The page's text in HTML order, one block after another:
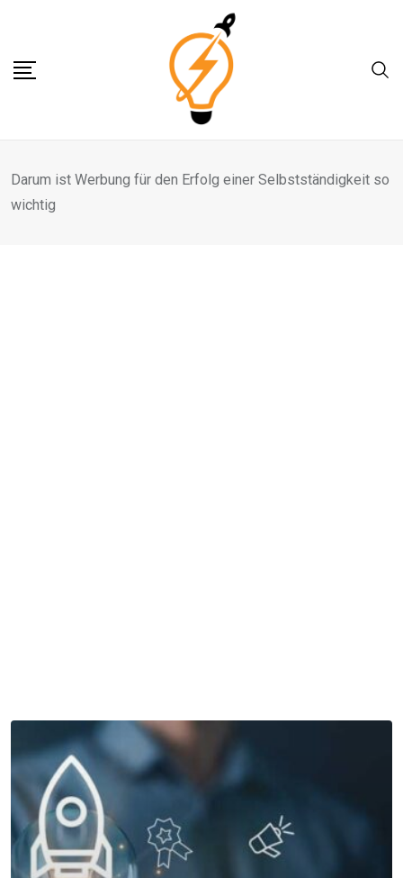
content
Darum ist Werbung für den Erfolg einer Selbstständigkeit so
wichtig